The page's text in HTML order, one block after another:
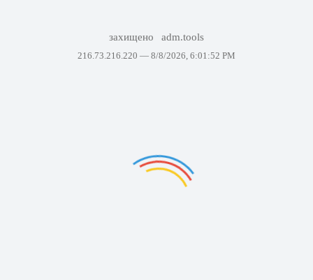
захищено adm.tools
216.73.216.220 — 8/8/2026, 6:01:52 PM